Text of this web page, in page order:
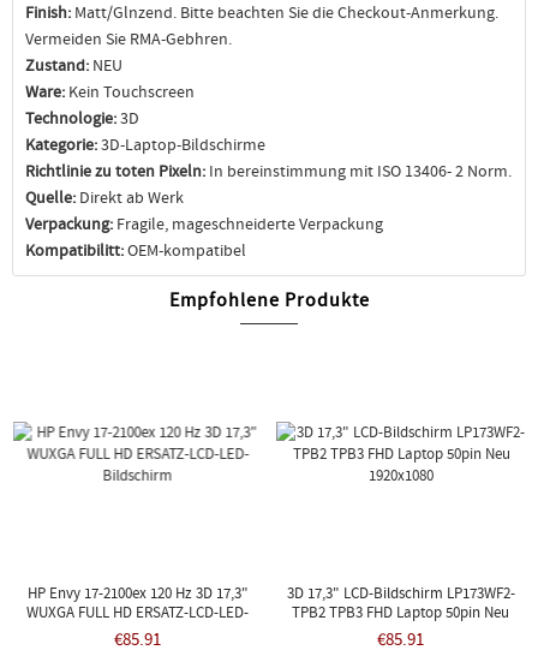
Finish: Matt/Glnzend. Bitte beachten Sie die Checkout-Anmerkung.
Vermeiden Sie RMA-Gebhren.
Zustand: NEU
Ware: Kein Touchscreen
Technologie:3D
Kategorie:3D-Laptop-Bildschirme
Richtlinie zu toten Pixeln: In bereinstimmung mit ISO 13406- 2 Norm.
Quelle: Direkt ab Werk
Verpackung: Fragile, mageschneiderte Verpackung
Kompatibilitt:OEM-kompatibel
Empfohlene Produkte
HP Envy 17-2100ex 120 Hz 3D 17,3"
WUXGA FULL HD ERSATZ-LCD-LED-
Bildschirm
€85.91
3D 17,3" LCD-Bildschirm LP173WF2-
TPB2 TPB3 FHD Laptop 50pin Neu
1920x1080
€85.91